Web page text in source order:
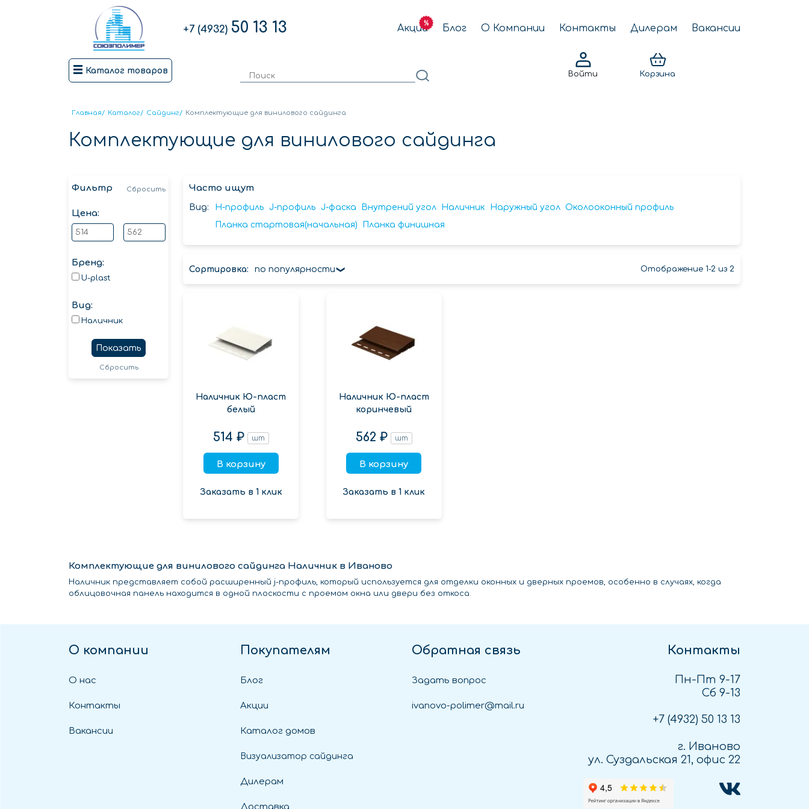
+7 (4932) 50 13 13 Акции Блог О Компании Контакты Дилерам Вакансии
Каталог товаров Войти Корзина
Главная/ Каталог/ Сайдинг/ Комплектующие для винилового сайдинга
Комплектующие для винилового сайдинга
Фильтр Сбросить
Цена:
Бренд:
U-plast
Вид:
Наличник
Показать
Сбросить
Часто ищут
Вид: H-профиль J-профиль J-фаска Внутрений угол Наличник Наружный угол Околооконный профиль
Планка стартовая(начальная)
Планка финишная
Сортировка: по популярности Отображение 1-2 из 2
Наличник Ю-пласт
белый
514 ₽ шт
В корзину
Заказать в 1 клик
Наличник Ю-пласт
коринчевый
562 ₽ шт
В корзину
Заказать в 1 клик
Комплектующие для винилового сайдинга Наличник в Иваново
Наличник представляет собой расширенный j-профиль, который используется для отделки оконных и дверных проемов, особенно в случаях, когда
облицовочная панель находится в одной плоскости с проемом окна или двери без откоса.
О компании
О нас
Контакты
Вакансии
Покупателям
Блог
Акции
Каталог домов
Визуализатор сайдинга
Дилерам
Доставка
Обратная связь
Задать вопрос
ivanovo-polimer@mail.ru
Контакты
Пн-Пт 9-17
Сб 9-13
+7 (4932) 50 13 13
г. Иваново
ул. Суздальская 21, офис 22